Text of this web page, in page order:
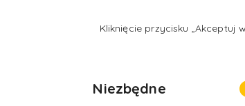
Kliknięcie przycisku
Niezbędne